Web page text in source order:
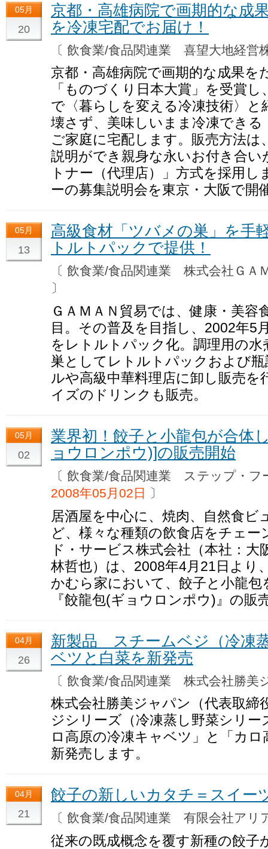
05月
20
京都・高雄病院で画期的な成
を冷凍宅配でお届け！
〔 飲食業/食品関連業 喜望大地経
京都・高雄病院で画期的な成果を
「ものづくり日本大賞」を受賞
で〈暮らしを変える冷凍技術〉
壊さず、美味しいまま冷凍できる
ご家庭に宅配します。販売方法
説明ができ親身な永いお付き合
トナー（代理店）」方式を採用
ーの募集説明会を東京・大阪で開
05月
13
高級食材「ツバメの巣」を手
トルトパックで提供！
〔 飲食業/食品関連業 株式会社Ｇ
〕
ＧＡＭＡＮ貿易では、健康・美
目。その普及を目指し、2002年5
をレトルトパック化。調理用の
巣としてレトルトパックおよび
ルや高級中華料理店に卸し販売
イズのドリンクも販売。
05月
02
業界初！餃子と小龍包が合体
ョウロンポウ)]の販売開始
〔 飲食業/食品関連業 ステップ・
2008年05月02日
〕
居酒屋を中心に、焼肉、自然食
ど、様々な種類の飲食店をチェ
ド・サービス株式会社（本社：大
林哲也）は、2008年4月21日より
かむら家において、餃子と小龍
『餃龍包(ギョウロンポウ)』の販
04月
26
新製品 スチームベジ（冷凍
ベツと白菜を新発売
〔 飲食業/食品関連業 株式会社勝
株式会社勝美ジャパン（代表取締
ジシリーズ（冷凍蒸し野菜シリ
ロ高原の冷凍キャベツ」と「カ
新発売します。
04月
21
餃子の新しいカタチ＝スイ
〔 飲食業/食品関連業 有限会社ア
従来の既成概念を覆す新種の餃子